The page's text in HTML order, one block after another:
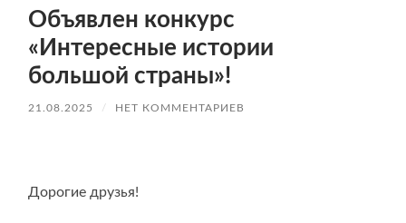
Объявлен конкурс
«Интересные истории
большой страны»!
21.08.2025 / НЕТ КОММЕНТАРИЕВ
Дорогие друзья!